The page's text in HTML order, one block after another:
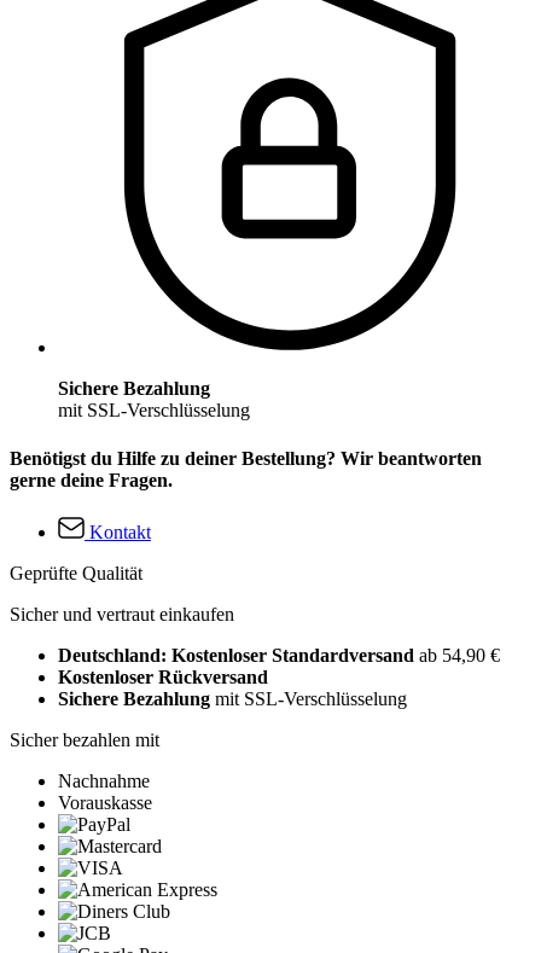
Sichere Bezahlung
mit SSL-Verschlüsselung
Benötigst du Hilfe zu deiner Bestellung? Wir beantworten
gerne deine Fragen.
Kontakt
Geprüfte Qualität
Sicher und vertraut einkaufen
Deutschland: Kostenloser Standardversand ab 54,90 €
Kostenloser Rückversand
Sichere Bezahlung mit SSL-Verschlüsselung
Sicher bezahlen mit
Nachnahme
Vorauskasse